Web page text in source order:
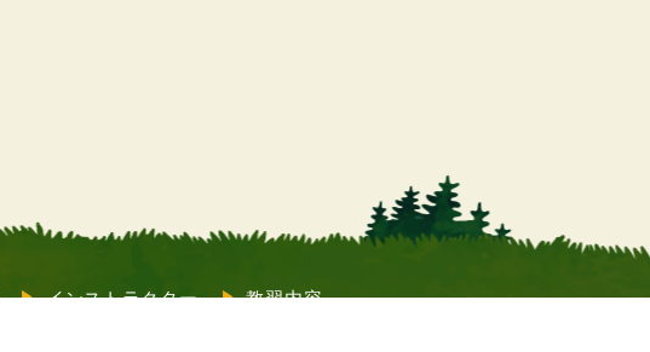
インストラクター 教習内容